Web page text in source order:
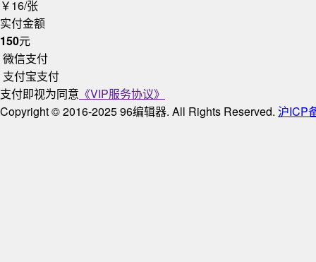
￥16/张
实付金额
150元
微信支付
支付宝支付
支付即视为同意 《VIP服务协议》
Copyright © 2016-2025 96编辑器. All Rights Reserved. 沪ICP